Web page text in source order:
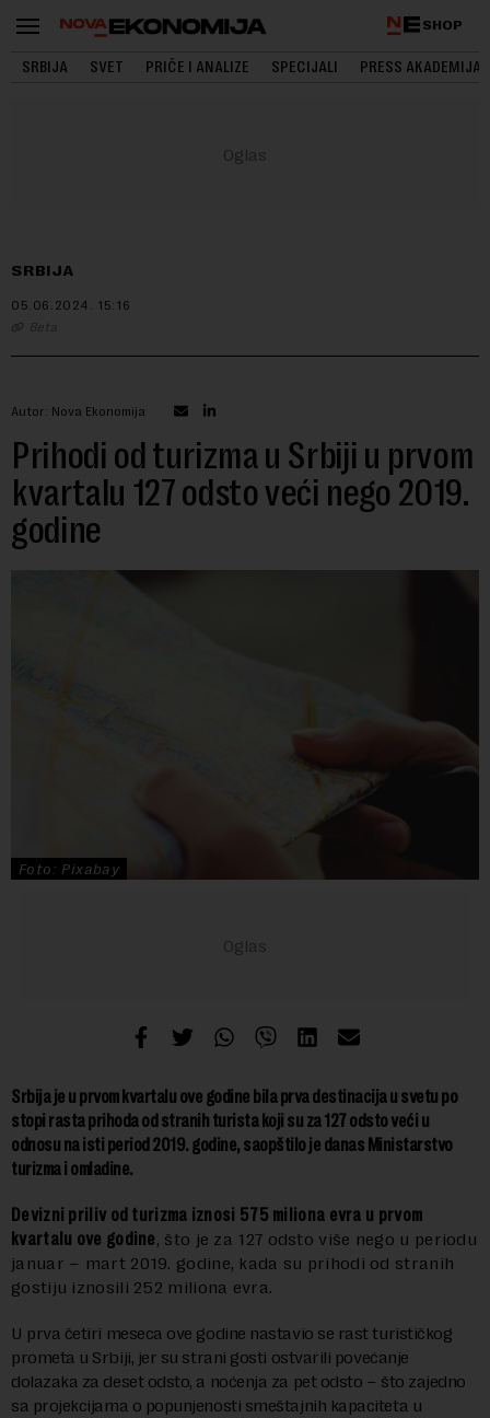
SHOP
SRBIJA SVET PRIČE I ANALIZE SPECIJALI PRESS AKADEMIJA
SRBIJA
05.06.2024. 15:16
Beta
Autor: Nova Ekonomija
Prihodi od turizma u Srbiji u prvom
kvartalu 127 odsto veći nego 2019.
godine
Foto: Pixabay
Srbija je u prvom kvartalu ove godine bila prva destinacija u svetu po
stopi rasta prihoda od stranih turista koji su za 127 odsto veći u
odnosu na isti period 2019. godine, saopštilo je danas Ministarstvo
turizma i omladine.
Devizni priliv od turizma iznosi 575 miliona evra u prvom
kvartalu ove godine, što je za 127 odsto više nego u periodu
januar – mart 2019. godine, kada su prihodi od stranih
gostiju iznosili 252 miliona evra.
U prva četiri meseca ove godine nastavio se rast turističkog
prometa u Srbiji, jer su strani gosti ostvarili povećanje
dolazaka za deset odsto, a noćenja za pet odsto – što zajedno
sa projekcijama o popunjenosti smeštajnih kapaciteta u